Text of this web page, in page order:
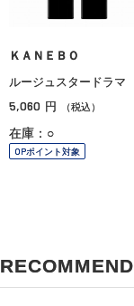
ＫＡＮＥＢＯ
ルージュスタードラマ
5,060 円 （税込）
在庫：○
OPポイント対象
RECOMMEND